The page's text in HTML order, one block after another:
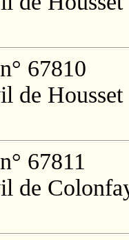
67810
de Housset
67811
de